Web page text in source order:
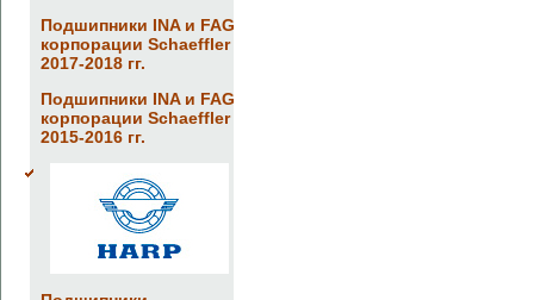
Подшипники INA и FAG
корпорации Schaeffler
2017-2018 гг.
Подшипники INA и FAG
корпорации Schaeffler
2015-2016 гг.